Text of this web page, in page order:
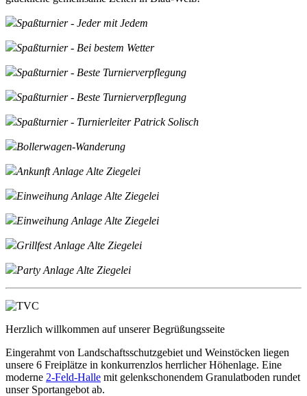
Spaßturnier - Jeder mit Jedem
Spaßturnier - Bei bestem Wetter
Spaßturnier - Beste Turnierverpflegung
Spaßturnier - Beste Turnierverpflegung
Spaßturnier - Turnierleiter Patrick Solisch
Bollerwagen-Wanderung
Ankunft Anlage Alte Ziegelei
Einweihung Anlage Alte Ziegelei
Einweihung Anlage Alte Ziegelei
Grillfest Anlage Alte Ziegelei
Party Anlage Alte Ziegelei
Herzlich willkommen auf unserer Begrüßungsseite
Eingerahmt von Landschaftsschutzgebiet und Weinstöcken liegen
unsere 6 Freiplätze in konkurrenzlos herrlicher Höhenlage. Eine
moderne 2-Feld-Halle mit gelenkschonendem Granulatboden rundet
unser Sportangebot ab.